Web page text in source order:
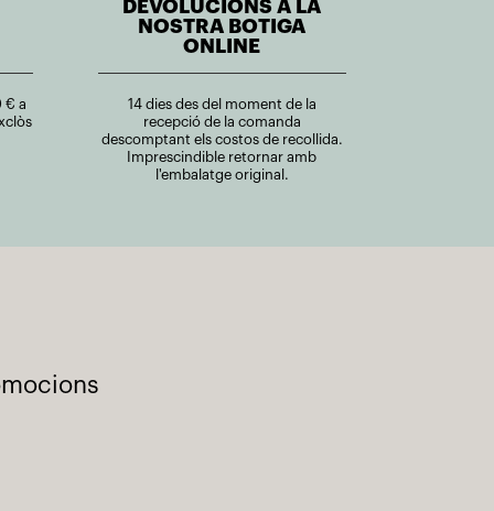
€ a
DEVOLUCIONS A LA
NOSTRA BOTIGA
ONLINE
14 dies des del moment de la
recepció de la comanda
descomptant els costos de recollida.
Imprescindible retornar amb
l'embalatge original.